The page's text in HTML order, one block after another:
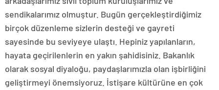
sendikalarımız olmuştur. Bugün gerçekleştirdiğimiz
birçok düzenleme sizlerin desteği ve gayreti
sayesinde bu seviyeye ulaştı. Hepiniz yapılanların,
hayata geçirilenlerin en yakın şahidisiniz. Bakanlık
olarak sosyal diyaloğu, paydaşlarımızla olan işbirliğini
geliştirmeyi önemsiyoruz. İstişare kültürüne en çok